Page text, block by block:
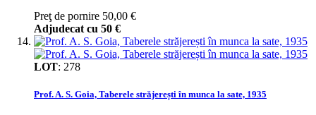
Preţ de pornire 50,00 €
Adjudecat cu 50 €
LOT: 278
Prof. A. S. Goia, Taberele străjerești în munca la sate, 1935